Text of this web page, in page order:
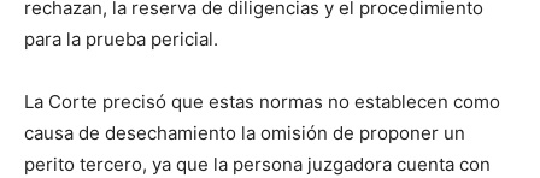
rechazan, la reserva de diligencias y el procedimiento
para la prueba pericial.
La Corte precisó que estas normas no establecen como
causa de desechamiento la omisión de proponer un
perito tercero, ya que la persona juzgadora cuenta con